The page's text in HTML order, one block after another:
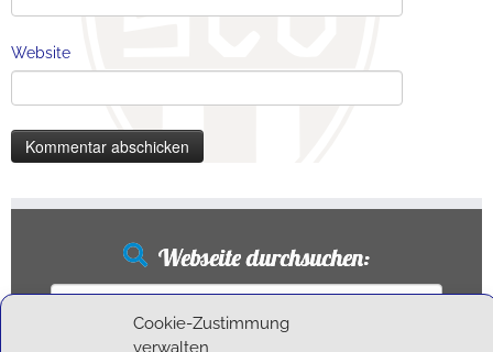
Cookie-Zustimmung
verwalten
Website
Webseite durchsuchen:
Suchen